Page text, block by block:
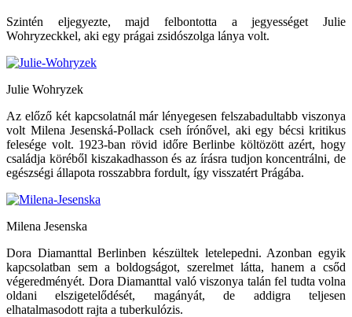
Szintén eljegyezte, majd felbontotta a jegyességet Julie
Wohryzeckkel, aki egy prágai zsidószolga lánya volt.
Julie Wohryzek
Az előző két kapcsolatnál már lényegesen felszabadultabb viszonya
volt Milena Jesenská-Pollack cseh írónővel, aki egy bécsi kritikus
felesége volt. 1923-ban rövid időre Berlinbe költözött azért, hogy
családja köréből kiszakadhasson és az írásra tudjon koncentrálni, de
egészségi állapota rosszabbra fordult, így visszatért Prágába.
Milena Jesenska
Dora Diamanttal Berlinben készültek letelepedni. Azonban egyik
kapcsolatban sem a boldogságot, szerelmet látta, hanem a csőd
végeredményét. Dora Diamanttal való viszonya talán fel tudta volna
oldani elszigetelődését, magányát, de addigra teljesen
elhatalmasodott rajta a tuberkulózis.